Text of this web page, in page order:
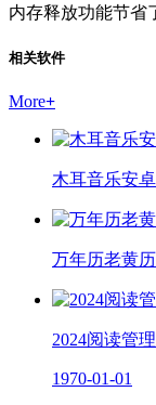
内存释放功能节省
相关软件
More+
木耳音乐安
万年历老黄
2024阅读管
1970-01-01